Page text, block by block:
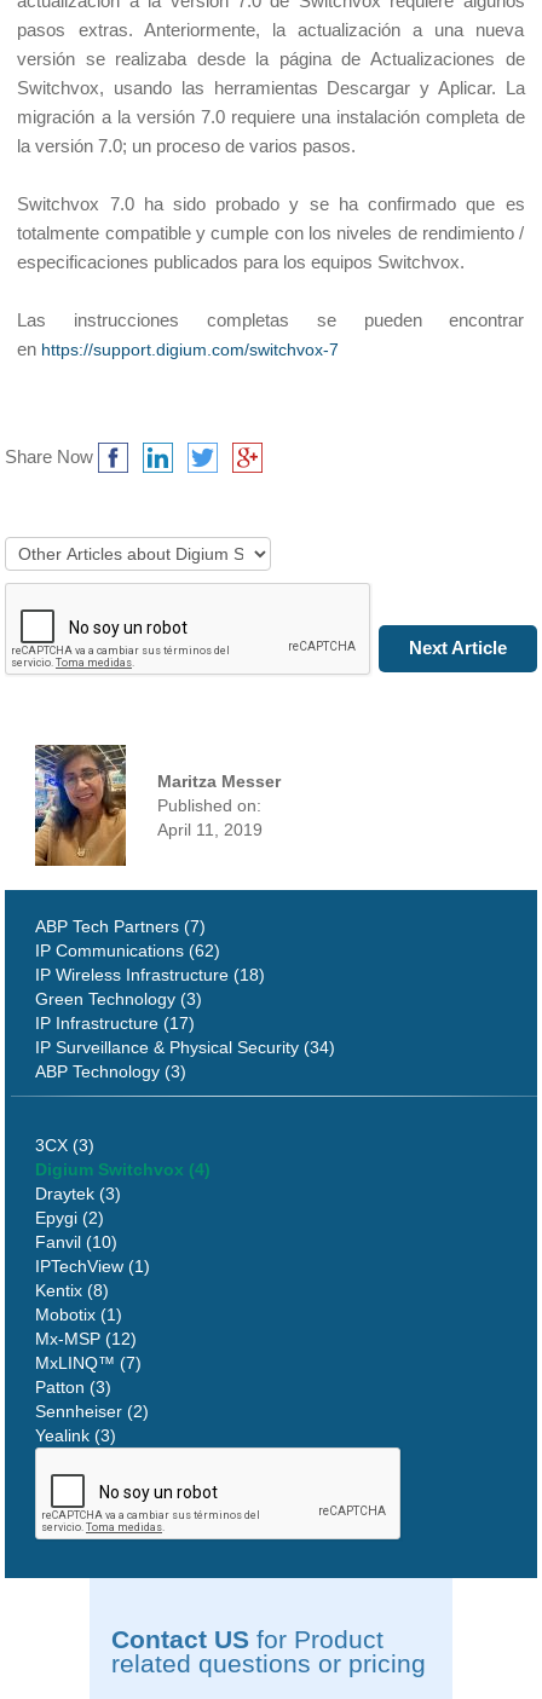
pasos extras. Anteriormente, la actualización a una nueva
versión se realizaba desde la página de Actualizaciones de
Switchvox, usando las herramientas Descargar y Aplicar. La
migración a la versión 7.0 requiere una instalación completa de
la versión 7.0; un proceso de varios pasos.
Switchvox 7.0 ha sido probado y se ha confirmado que es
totalmente compatible y cumple con los niveles de rendimiento /
especificaciones publicados para los equipos Switchvox.
Las instrucciones completas se pueden encontrar
en https://support.digium.com/switchvox-7
Share Now
Next Article
Maritza Messer
Published on:
April 11, 2019
ABP Tech Partners (7)
IP Communications (62)
IP Wireless Infrastructure (18)
Green Technology (3)
IP Infrastructure (17)
IP Surveillance & Physical Security (34)
ABP Technology (3)
3CX (3)
Digium Switchvox (4)
Draytek (3)
Epygi (2)
Fanvil (10)
IPTechView (1)
Kentix (8)
Mobotix (1)
Mx-MSP (12)
MxLINQ™ (7)
Patton (3)
Sennheiser (2)
Yealink (3)
Contact USfor Product
related questions or pricing